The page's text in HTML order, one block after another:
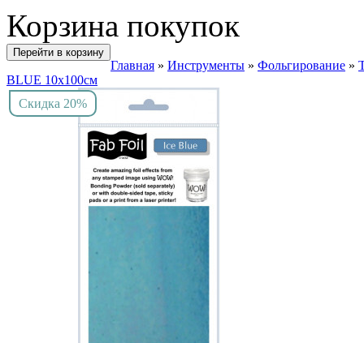
Корзина покупок
Перейти в корзину
Главная » Инструменты » Фольгирование »
BLUE 10х100см
Скидка 20%